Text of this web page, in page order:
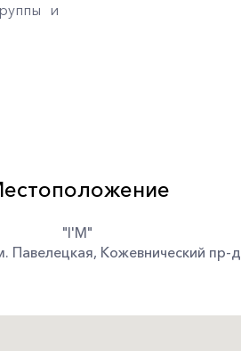
и
"I'M"
Павелецкая, Кожевнический пр-д